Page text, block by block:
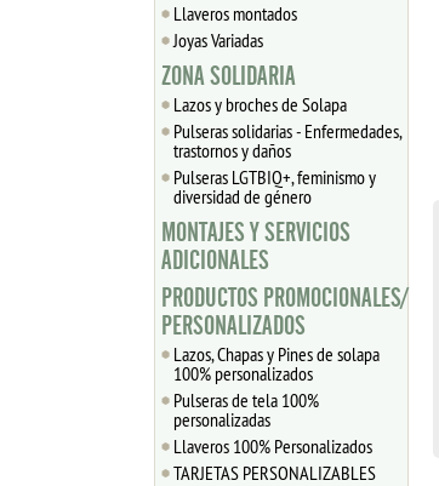
Llaveros montados
Joyas Variadas
ZONA SOLIDARIA
Lazos y broches de Solapa
Pulseras solidarias - Enfermedades,
trastornos y daños
Pulseras LGTBIQ+, feminismo y
diversidad de género
MONTAJES Y SERVICIOS
ADICIONALES
PRODUCTOS PROMOCIONALES/
PERSONALIZADOS
Lazos, Chapas y Pines de solapa
100% personalizados
Pulseras de tela 100%
personalizadas
Llaveros 100% Personalizados
TARJETAS PERSONALIZABLES